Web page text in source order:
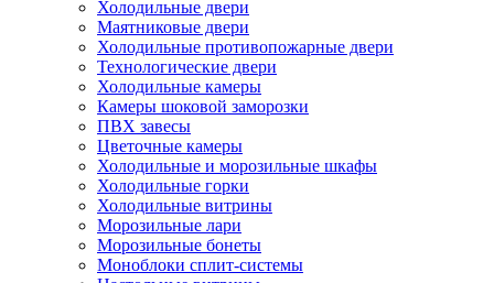
Холодильные двери
Маятниковые двери
Холодильные противопожарные двери
Технологические двери
Холодильные камеры
Камеры шоковой заморозки
ПВХ завесы
Цветочные камеры
Холодильные и морозильные шкафы
Холодильные горки
Холодильные витрины
Морозильные лари
Морозильные бонеты
Моноблоки сплит-системы